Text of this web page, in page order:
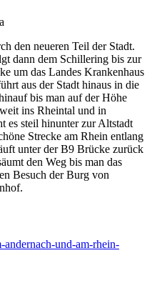
den neueren Teil der Stadt.
dann dem Schillering bis zur
um das Landes Krankenhaus
aus der Stadt hinaus in die
bis man auf der Höhe
ins Rheintal und in
es steil hinunter zur Altstadt
Strecke am Rhein entlang
unter der B9 Brücke zurück
den Weg bis man das
Besuch der Burg von
andernach-und-am-rhein-